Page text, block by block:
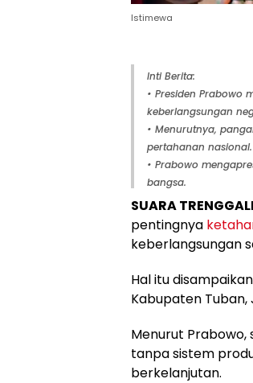
Istimewa
Inti Berita:
• Presiden Prabowo
keberlangsungan
• Menurutnya,
pertahanan nasional.
• Prabowo
bangsa.
SUARA
pentingnya
keberlangsungan
Hal itu
Kabupaten Tuban,
Menurut
tanpa sistem
berkelanjutan.